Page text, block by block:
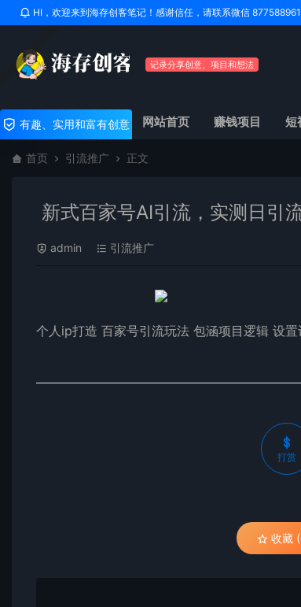
HI，欢迎来到海存创客笔记！感谢信任，请联系微信
记录分享创意、项目和想法
有趣、实用和富有创意 网站首页 赚钱项目 短
首页 引流推广 正文
新式百家号AI引流，实测日引
admin 引流推广
个人ip打造 百家号引流玩法 包涵项目逻辑 设
打赏
收藏